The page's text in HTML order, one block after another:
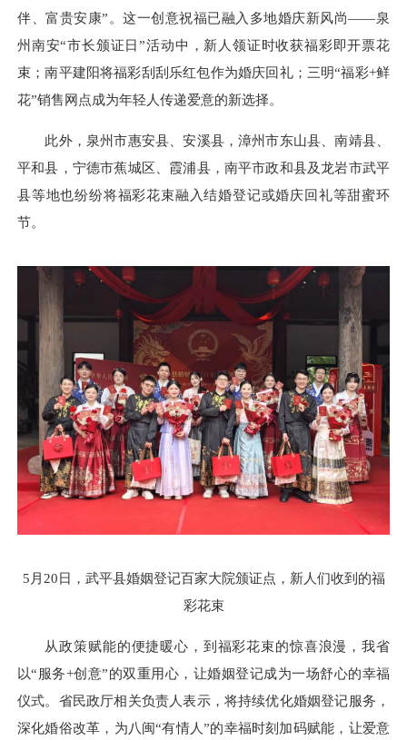
伴、富贵安康”。这一创意祝福已融入多地婚庆新风尚——泉
州南安“市长颁证日”活动中，新人领证时收获福彩即开票花
束；南平建阳将福彩刮刮乐红包作为婚庆回礼；三明“福彩+鲜
花”销售网点成为年轻人传递爱意的新选择。
此外，泉州市惠安县、安溪县，漳州市东山县、南靖县、
平和县，宁德市蕉城区、霞浦县，南平市政和县及龙岩市武平
县等地也纷纷将福彩花束融入结婚登记或婚庆回礼等甜蜜环
节。
5月20日，武平县婚姻登记百家大院颁证点，新人们收到的福
彩花束
从政策赋能的便捷暖心，到福彩花束的惊喜浪漫，我省
以“服务+创意”的双重用心，让婚姻登记成为一场舒心的幸福
仪式。省民政厅相关负责人表示，将持续优化婚姻登记服务，
深化婚俗改革，为八闽“有情人”的幸福时刻加码赋能，让爱意